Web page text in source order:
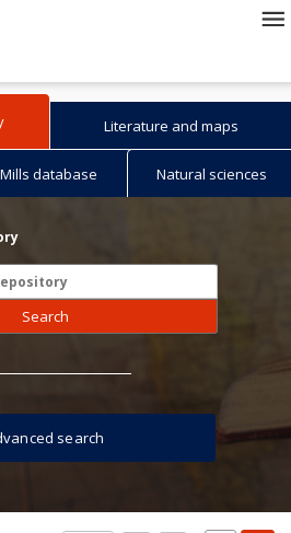
Literature and maps
Mills database Natural sciences
Search
search